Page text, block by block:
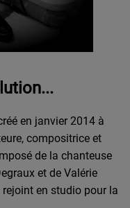
en janvier 2014 à
compositrice et
de la chanteuse
et de Valérie
rejoint en studio pour la